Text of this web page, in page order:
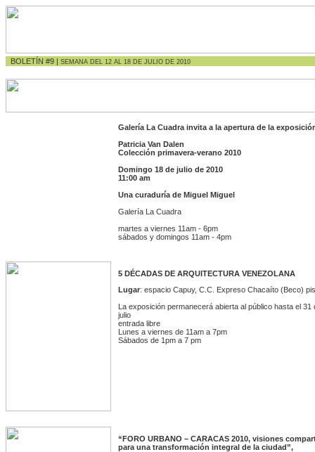
BOLETÍN #9 | SEMANA DEL 12 AL 18 DE JULIO DE 2010
Galería La Cuadra invita a la apertura de la
Patricia Van Dalen
Colección primavera-verano 2010
Domingo 18 de julio de 2010
11:00 am
Una curaduría de Miguel Miguel
Galería La Cuadra
martes a viernes 11am - 6pm
sábados y domingos 11am - 4pm
5 DÉCADAS DE ARQUITECTURA VENEZOLANA
Lugar: espacio Capuy, C.C. Expreso Chacaíto (Beco)
La exposición permanecerá abierta al público hasta el 31
julio
entrada libre
Lunes a viernes de 11am a 7pm
Sábados de 1pm a 7 pm
“FORO URBANO – CARACAS 2010, visiones
para una transformación integral de la ciudad”,